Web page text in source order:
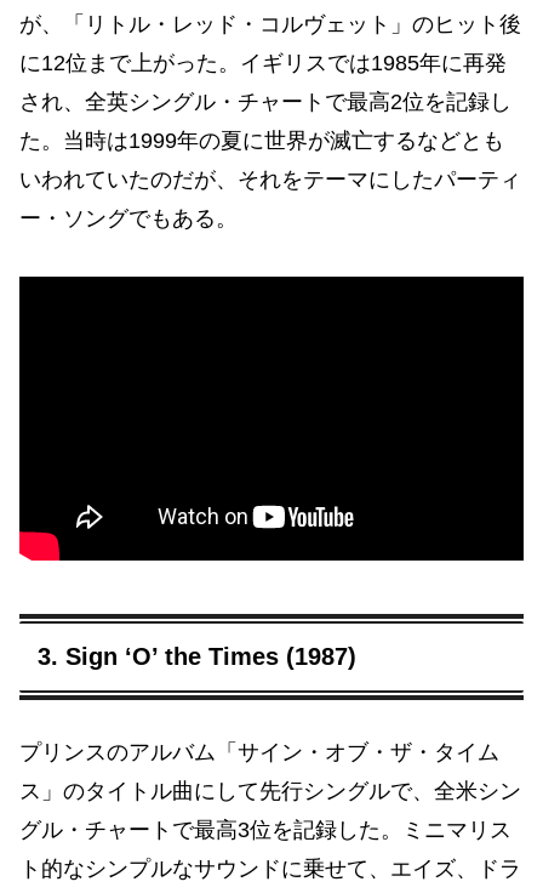
が、「リトル・レッド・コルヴェット」のヒット後
に12位まで上がった。イギリスでは1985年に再発
され、全英シングル・チャートで最高2位を記録し
た。当時は1999年の夏に世界が滅亡するなどとも
いわれていたのだが、それをテーマにしたパーティ
ー・ソングでもある。
3. Sign ‘O’ the Times (1987)
プリンスのアルバム「サイン・オブ・ザ・タイム
ス」のタイトル曲にして先行シングルで、全米シン
グル・チャートで最高3位を記録した。ミニマリス
ト的なシンプルなサウンドに乗せて、エイズ、ドラ